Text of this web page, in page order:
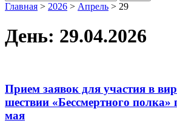
Главная > 2026 > Апрель > 29
День: 29.04.2026
Прием заявок для участия в
шествии «Бессмертного полка»
мая